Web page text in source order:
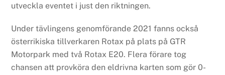
utveckla eventet i just den riktningen.
Under tävlingens genomförande 2021 fanns också
österrikiska tillverkaren Rotax på plats på GTR
Motorpark med två Rotax E20. Flera förare tog
chansen att provköra den eldrivna karten som gör 0-